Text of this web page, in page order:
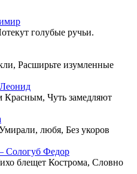
голубые ручьи.
Расширьте изумленные
Чуть замедляют
любя, Без укоров
Сологуб Федор
блещет Кострома, Словно